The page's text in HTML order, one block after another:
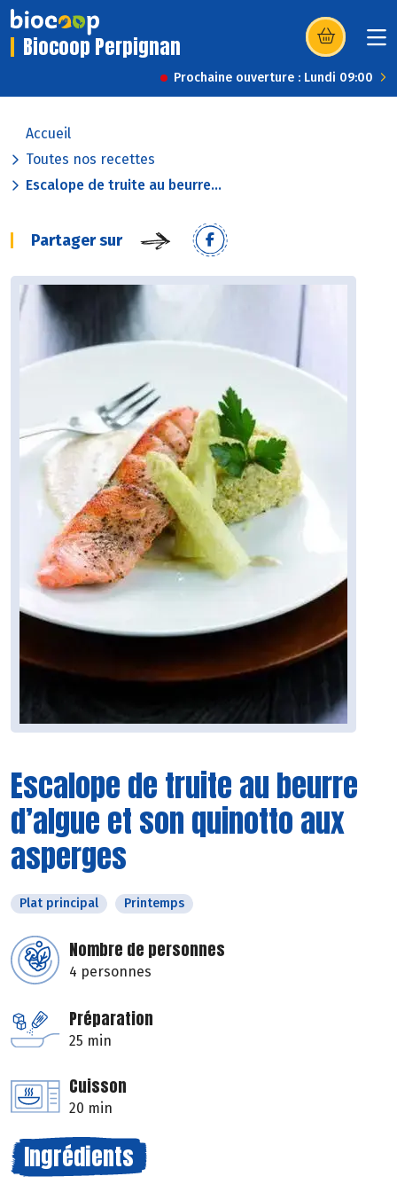
Biocoop Perpignan (s’ouvre dans
Prochaine ouverture : Lundi 09:00
Accueil
Toutes nos recettes
Escalope de truite au beurre...
Partager sur
Escalope de truite au beurre
d’algue et son quinotto aux
asperges
Plat principal Printemps
Nombre de personnes
4 personnes
Préparation
25 min
Cuisson
20 min
Ingrédients